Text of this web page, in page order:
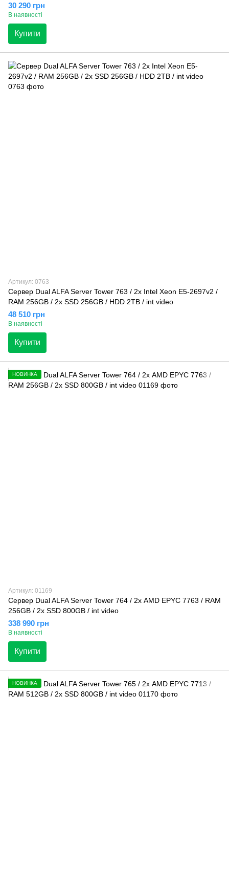
30 290 грн
В наявності
Купити
Артикул: 0763
Сервер Dual ALFA Server Tower 763 / 2х Intel Xeon E5-2697v2 /
RAM 256GB / 2x SSD 256GB / HDD 2TB / int video
48 510 грн
В наявності
Купити
НОВИНКА
Артикул: 01169
Сервер Dual ALFA Server Tower 764 / 2х AMD EPYC 7763 / RAM
256GB / 2х SSD 800GB / int video
338 990 грн
В наявності
Купити
НОВИНКА